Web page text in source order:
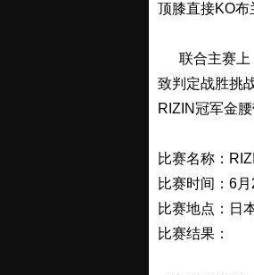
顶膝直接KO布
联合主赛上
致判定战胜挑
RIZIN冠军金腰
比赛名称：
比赛时间：6月
比赛地点：日
比赛结果：